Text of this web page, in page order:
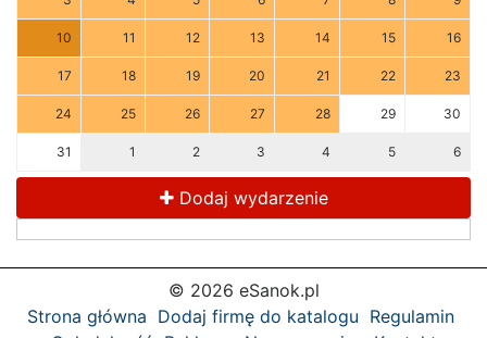
10 11 12 13 14 15 16
17 18 19 20 21 22 23
24 25 26 27 28 29 30
31 1 2 3 4 5 6
Dodaj wydarzenie
© 2026 eSanok.pl
Strona główna Dodaj firmę do katalogu Regulamin